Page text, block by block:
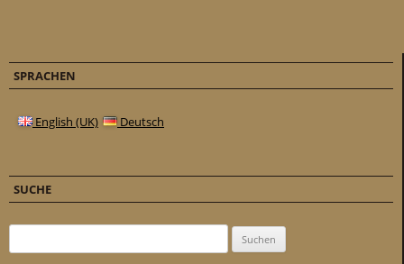
SPRACHEN
English (UK) Deutsch
SUCHE